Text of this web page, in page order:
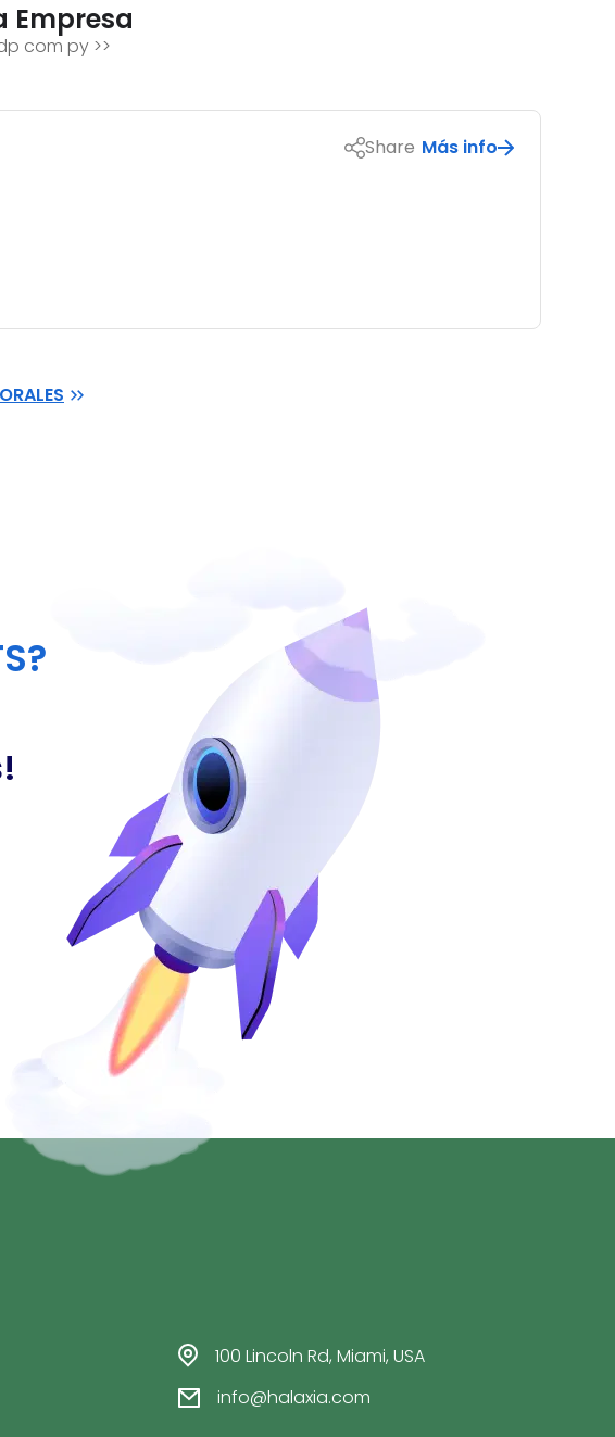
Empresa
com py>>
Share Más info
100 Lincoln Rd, Miami, USA
info@halaxia.com